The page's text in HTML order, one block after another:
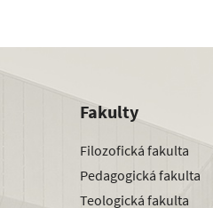
Fakulty
Filozofická fakulta
Pedagogická fakulta
Teologická fakulta